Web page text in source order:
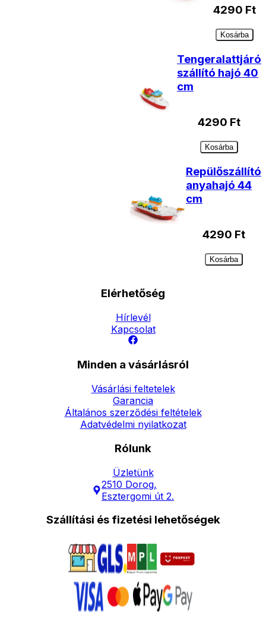
4290 Ft
Kosárba
Tengeralattjáró
szállító hajó 40
cm
4290 Ft
Kosárba
Repülőszállító
anyahajó 44
cm
4290 Ft
Kosárba
Elérhetőség
Hírlevél
Kapcsolat
Minden a vásárlásról
Vásárlási feltetelek
Garancia
Általános szerződési feltételek
Adatvédelmi nyilatkozat
Rólunk
Üzletünk
2510 Dorog,
Esztergomi út 2.
Szállítási és fizetési lehetőségek